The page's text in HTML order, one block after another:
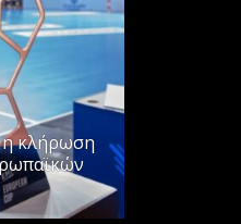
η κλήρωση